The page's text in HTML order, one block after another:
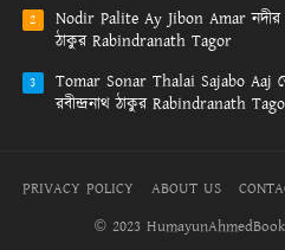
2
Nodir Palite Ay Jibon Amar নদীর
ঠাকুর Rabindranath Tagor
3
Tomar Sonar Thalai Sajabo Aaj
রবীন্দ্রনাথ ঠাকুর Rabindranath
PRIVACY POLICY ABOUT US
© 2023